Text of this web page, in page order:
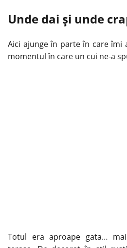
Unde dai şi unde
Aici ajunge în parte în care îmi
momentul în care un cui ne-a
Totul era aproape gata…